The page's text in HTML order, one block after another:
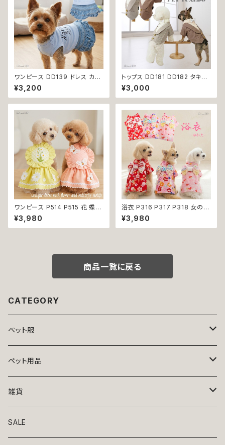
ワンピース DD139 ドレス カジ
ュアル スカート ハンドメイド パ
ピー 小型犬 犬 猫 ペット 服 犬
服 犬の服 猫服 猫の服 ドッグウ
け 返品交換不可
¥3,200
トップス DD181 DD182 タキシ
ード スーツ フォーマル 蝶ネクタ
イ リボン 犬 猫 ペット 服 犬の
服 猫の服 犬服 猫服 ドッグウェ
シャツ 返品交換不可
¥3,000
ワンピース P514 P515 花 蝶
ハンドメイド ピンク イエローグ
リーン レース ドッグウェア 春夏
ドッグウエア ドッグ ウェア 犬 猫
の子 小型 おしゃれ かわいい 送
¥3,980
浴衣 P316 P317 P318 女の子
レッド ベビー ピンク ドッグ ウェ
ア ドッグウエア 犬 猫 ペット 服
犬服 猫服 犬の服 猫の服 和装
¥3,980
商品一覧に戻る
CATEGORY
ペット服
トップス
ニット
アロハ
ボトムス
ワンピース
ペット用品
ベッド
リード・首輪
雑貨
アート
SALE